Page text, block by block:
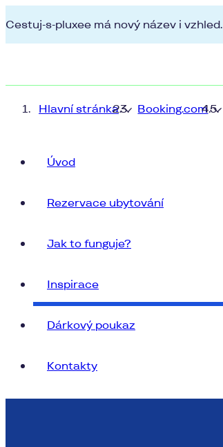
Cestuj-s-pluxee má nový název i vzhled.
Hlavní stránka Booking.com
Úvod
Rezervace ubytování
Jak to funguje?
Inspirace
Dárkový poukaz
Kontakty